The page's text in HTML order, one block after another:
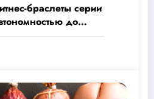
браслеты серии
до